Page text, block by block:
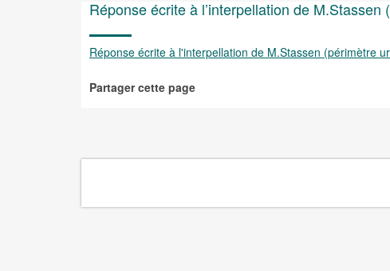
Réponse écrite à l’interpellation de
Réponse écrite à l'interpellation de M.Stassen (périmètre
Partager cette page